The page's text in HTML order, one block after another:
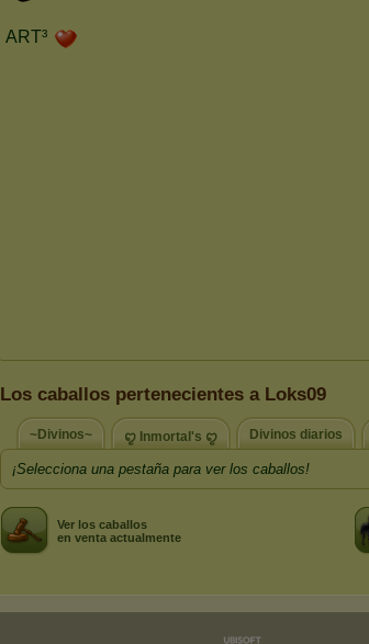
Los caballos pertenecientes a Loks09
~Divinos~ ꨄ︎ Inmortal's ꨄ︎ Divinos diarios
¡Selecciona una pestaña para ver los caballos!
Ver los caballos
en venta actualmente